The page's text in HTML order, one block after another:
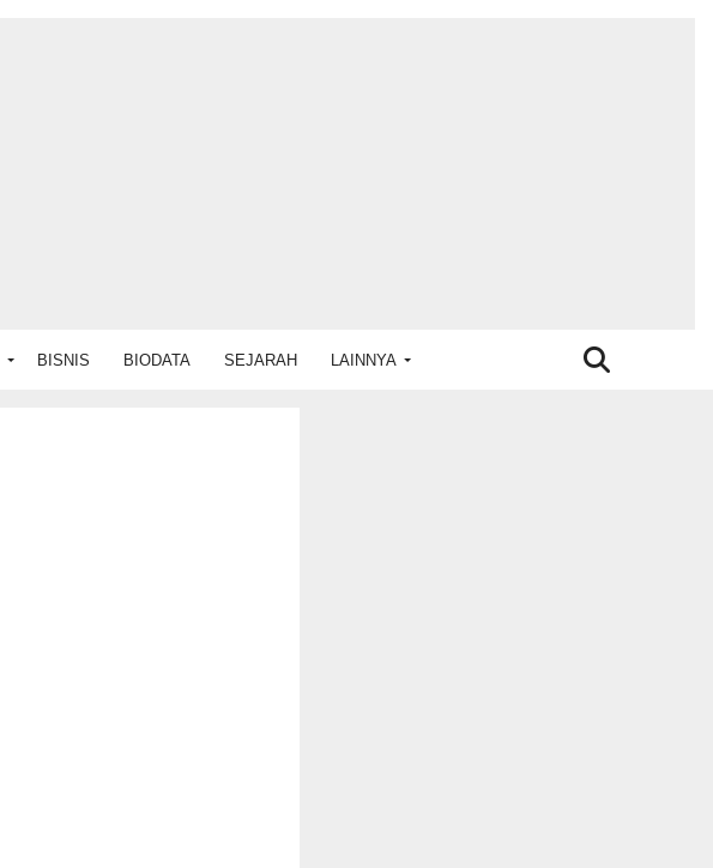
BISNIS BIODATA SEJARAH LAINNYA